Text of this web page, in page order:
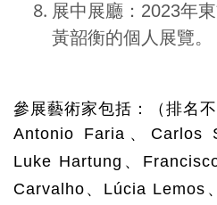
展中展廳： 2023年
黃韶衡的個人展覽。
參展藝術家包括：（排名不
Antonio Faria 、 Carlos
Luke Hartung 、
Carvalho 、 Lúcia Lemos 、